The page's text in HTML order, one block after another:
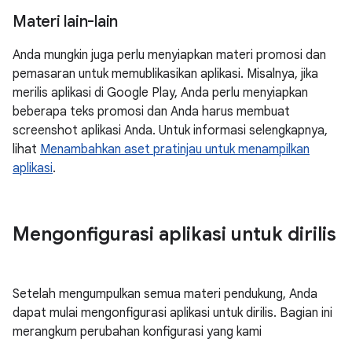
Materi lain-lain
Anda mungkin juga perlu menyiapkan materi promosi dan
pemasaran untuk memublikasikan aplikasi. Misalnya, jika
merilis aplikasi di Google Play, Anda perlu menyiapkan
beberapa teks promosi dan Anda harus membuat
screenshot aplikasi Anda. Untuk informasi selengkapnya,
lihat Menambahkan aset pratinjau untuk menampilkan
aplikasi.
Mengonfigurasi aplikasi untuk dirilis
Setelah mengumpulkan semua materi pendukung, Anda
dapat mulai mengonfigurasi aplikasi untuk dirilis. Bagian ini
merangkum perubahan konfigurasi yang kami